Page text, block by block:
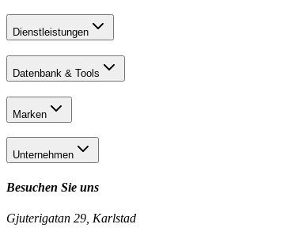
Dienstleistungen
Datenbank & Tools
Marken
Unternehmen
Besuchen Sie uns
Gjuterigatan 29, Karlstad